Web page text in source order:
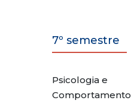
7º semestre
Psicologia e
Comportamento